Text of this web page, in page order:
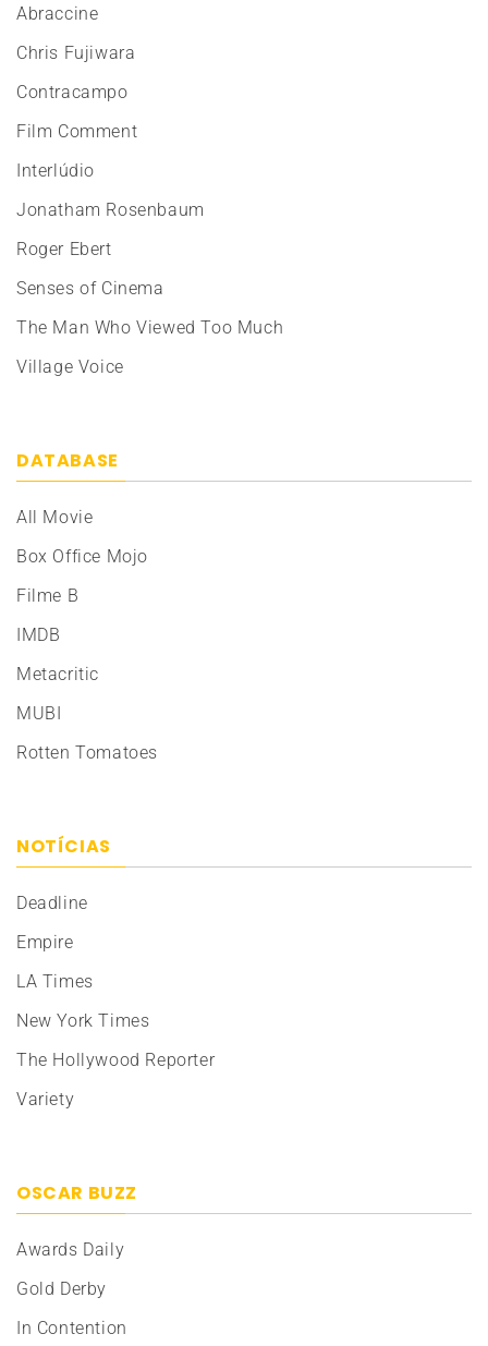
Abraccine
Chris Fujiwara
Contracampo
Film Comment
Interlúdio
Jonatham Rosenbaum
Roger Ebert
Senses of Cinema
The Man Who Viewed Too Much
Village Voice
DATABASE
All Movie
Box Office Mojo
Filme B
IMDB
Metacritic
MUBI
Rotten Tomatoes
NOTÍCIAS
Deadline
Empire
LA Times
New York Times
The Hollywood Reporter
Variety
OSCAR BUZZ
Awards Daily
Gold Derby
In Contention